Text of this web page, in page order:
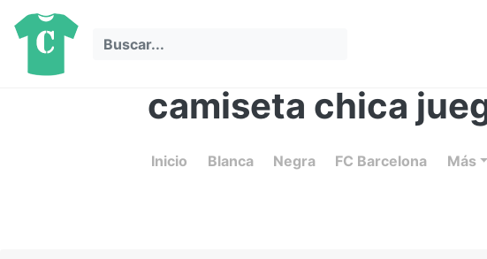
camiseta chica
Inicio Blanca Negra FC Barcelona Más